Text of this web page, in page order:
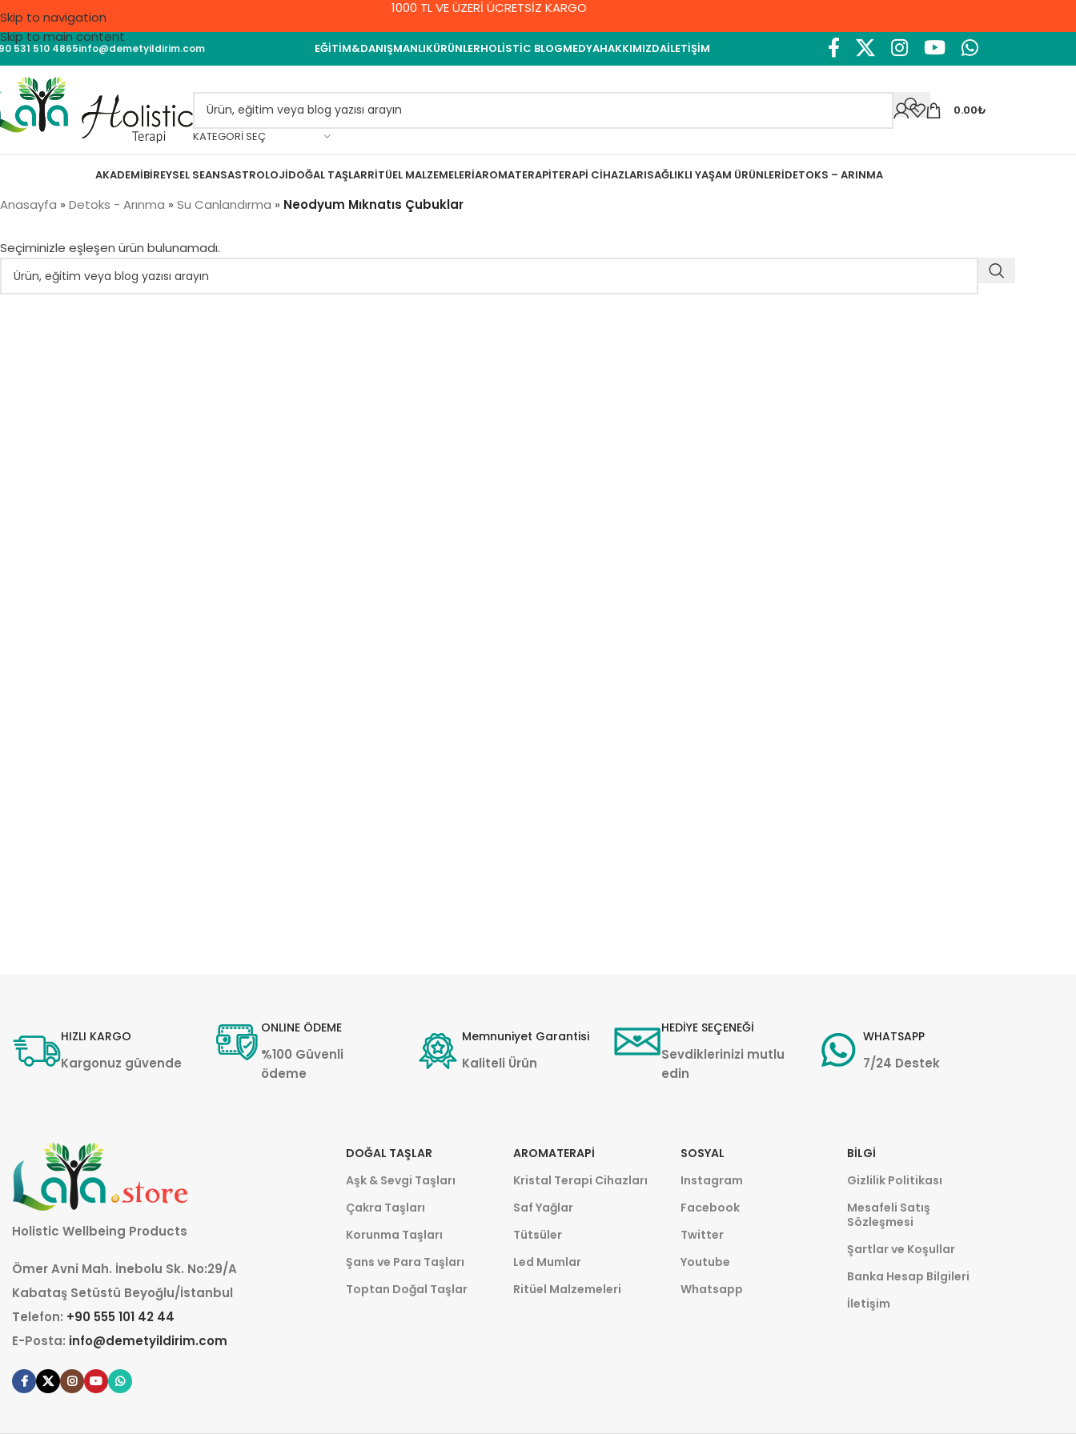
Skip to navigation
Skip to main content
1000 TL VE ÜZERİ ÜCRETSİZ KARGO
531 510 4865info@demetyildirim.com EĞITIM&DANIŞMANLIKÜRÜNLERHOLISTIC BLOGMEDYAHAKKIMIZDAİLETIŞIM
KATEGORI SEÇ
0.00₺
AKADEMIBIREYSEL SEANSASTROLOJIDOĞAL TAŞLARRITÜEL MALZEMELERIAROMATERAPITERAPI CIHAZLARISAĞLIKLI YAŞAM ÜRÜNLERIDETOKS – ARINMA
Anasayfa » Detoks - Arınma » Su Canlandırma » Neodyum Mıknatıs Çubuklar
Seçiminizle eşleşen ürün bulunamadı.
HIZLI KARGO
Kargonuz güvende
ONLINE ÖDEME
%100 Güvenli
ödeme
Memnuniyet Garantisi
Kaliteli Ürün
HEDİYE SEÇENEĞİ
Sevdiklerinizi mutlu
edin
WHATSAPP
7/24 Destek
Holistic Wellbeing Products
Ömer Avni Mah. İnebolu Sk. No:29/A
Kabataş Setüstü Beyoğlu/İstanbul
Telefon: +90 555 101 42 44
E-Posta: info@demetyildirim.com
DOĞAL TAŞLAR
Aşk & Sevgi Taşları
Çakra Taşları
Korunma Taşları
Şans ve Para Taşları
Toptan Doğal Taşlar
AROMATERAPI
Kristal Terapi Cihazları
Saf Yağlar
Tütsüler
Led Mumlar
Ritüel Malzemeleri
SOSYAL
Instagram
Facebook
Twitter
Youtube
Whatsapp
BILGI
Gizlilik Politikası
Mesafeli Satış
Sözleşmesi
Şartlar ve Koşullar
Banka Hesap Bilgileri
İletişim